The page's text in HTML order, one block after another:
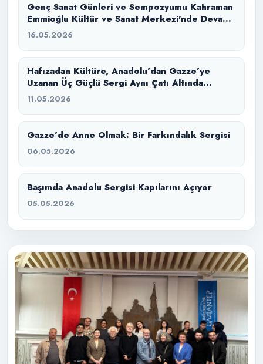
Genç Sanat Günleri ve Sempozyumu Kahraman
Emmioğlu Kültür ve Sanat Merkezi'nde Devam
Ediyor
16.05.2026
Hafızadan Kültüre, Anadolu’dan Gazze’ye
Uzanan Üç Güçlü Sergi Aynı Çatı Altında
Buluştu
11.05.2026
Gazze’de Anne Olmak: Bir Farkındalık Sergisi
06.05.2026
Başımda Anadolu Sergisi Kapılarını Açıyor
05.05.2026